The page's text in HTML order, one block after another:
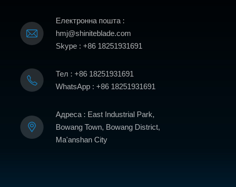
Електронна пошта :
hmj@shiniteblade.com
Skype : +86 18251931691
Тел : +86 18251931691
WhatsApp : +86 18251931691
Адреса : East Industrial Park,
Bowang Town, Bowang District,
Ma'anshan City